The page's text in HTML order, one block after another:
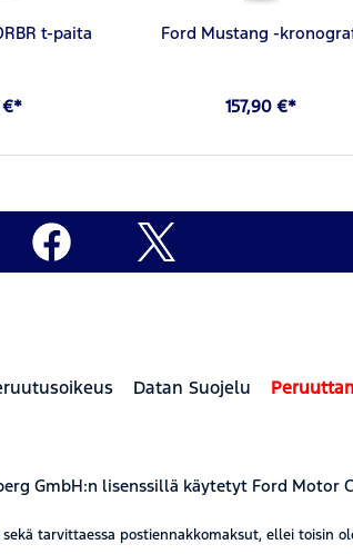
t-paita
€*
Ford Mustang -
157,90 €*
Datan Suojelu
GmbH:n lisenssillä käytetyt Ford
tarvittaessa postiennakkomaksut, ellei toisin